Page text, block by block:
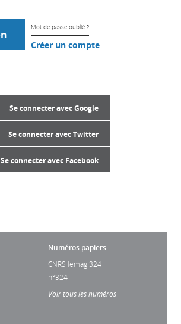
Mot de passe oublié ?
Créer un compte
Se connecter avec Google
Se connecter avec Twitter
Se connecter avec Facebook
Numéros papiers
CNRS lemag 324
n°324
Voir tous les numéros